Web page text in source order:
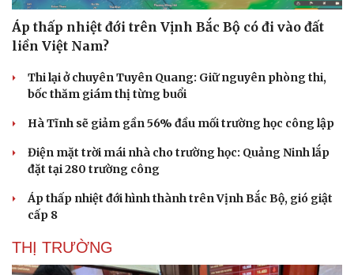
Áp thấp nhiệt đới trên Vịnh Bắc Bộ có đi vào đất
liền Việt Nam?
Thi lại ở chuyên Tuyên Quang: Giữ nguyên phòng thi,
bốc thăm giám thị từng buổi
Hà Tĩnh sẽ giảm gần 56% đầu mối trường học công lập
Điện mặt trời mái nhà cho trường học: Quảng Ninh lắp
đặt tại 280 trường công
Áp thấp nhiệt đới hình thành trên Vịnh Bắc Bộ, gió giật
cấp 8
THỊ TRƯỜNG